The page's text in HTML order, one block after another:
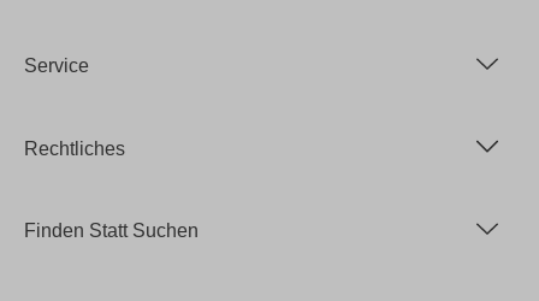
Service
Rechtliches
Finden Statt Suchen